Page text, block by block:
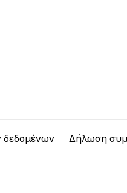
δεδομένων Δήλωση